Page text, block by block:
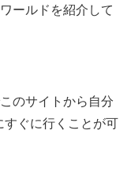
ールドを紹介して
のサイトから自分
すぐに行くことが可